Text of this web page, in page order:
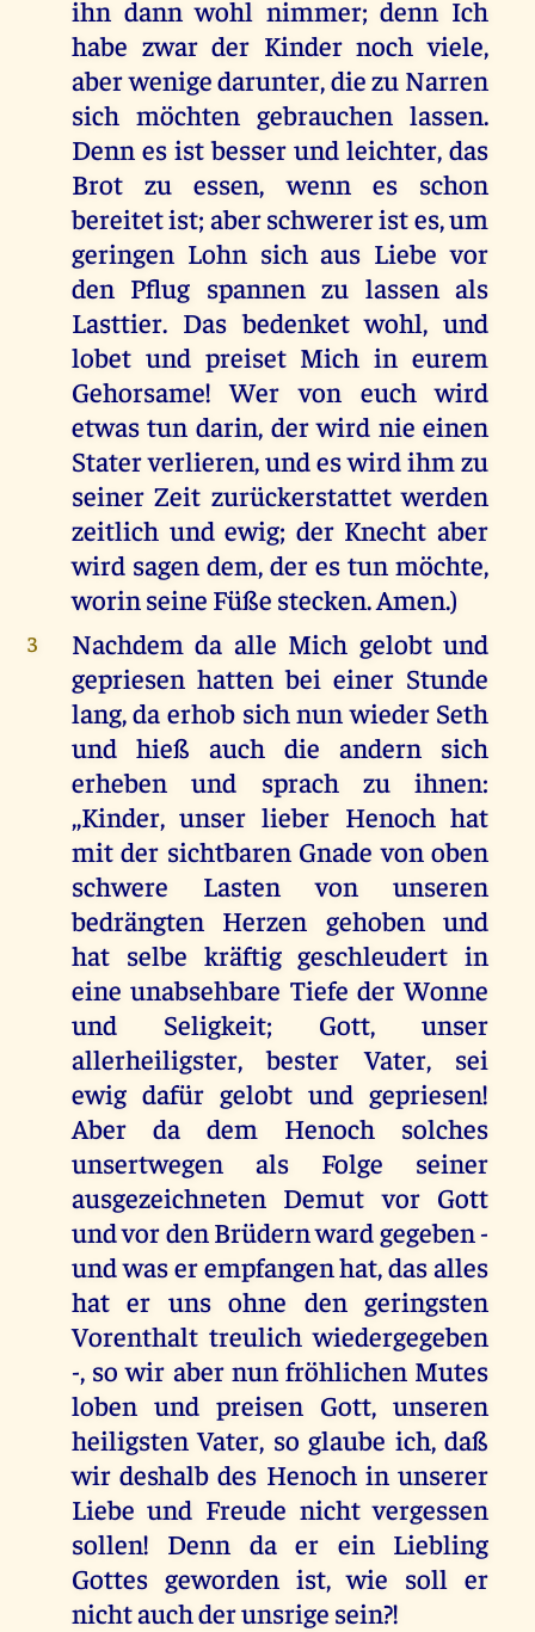
ihn dann wohl nimmer; denn Ich
habe zwar der Kinder noch viele,
aber wenige darunter, die zu Narren
sich möchten gebrauchen lassen.
Denn es ist besser und leichter, das
Brot zu essen, wenn es schon
bereitet ist; aber schwerer ist es, um
geringen Lohn sich aus Liebe vor
den Pflug spannen zu lassen als
Lasttier. Das bedenket wohl, und
lobet und preiset Mich in eurem
Gehorsame! Wer von euch wird
etwas tun darin, der wird nie einen
Stater verlieren, und es wird ihm zu
seiner Zeit zurückerstattet werden
zeitlich und ewig; der Knecht aber
wird sagen dem, der es tun möchte,
worin seine Füße stecken. Amen.)
3
Nachdem da alle Mich gelobt und
gepriesen hatten bei einer Stunde
lang, da erhob sich nun wieder Seth
und hieß auch die andern sich
erheben und sprach zu ihnen:
,,Kinder, unser lieber Henoch hat
mit der sichtbaren Gnade von oben
schwere Lasten von unseren
bedrängten Herzen gehoben und
hat selbe kräftig geschleudert in
eine unabsehbare Tiefe der Wonne
und Seligkeit; Gott, unser
allerheiligster, bester Vater, sei
ewig dafür gelobt und gepriesen!
Aber da dem Henoch solches
unsertwegen als Folge seiner
ausgezeichneten Demut vor Gott
und vor den Brüdern ward gegeben -
und was er empfangen hat, das alles
hat er uns ohne den geringsten
Vorenthalt treulich wiedergegeben
-, so wir aber nun fröhlichen Mutes
loben und preisen Gott, unseren
heiligsten Vater, so glaube ich, daß
wir deshalb des Henoch in unserer
Liebe und Freude nicht vergessen
sollen! Denn da er ein Liebling
Gottes geworden ist, wie soll er
nicht auch der unsrige sein?!